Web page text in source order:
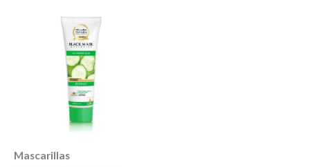
Mascarillas